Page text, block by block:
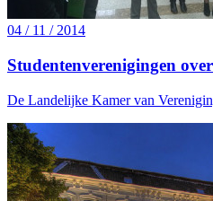
04 / 11 / 2014
Studentenverenigingen
De Landelijke Kamer van